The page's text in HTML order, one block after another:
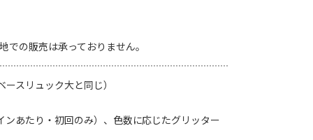
の販売は承っておりません。
スリュック大と同じ）
あたり・初回のみ）、色数に応じたグリッター